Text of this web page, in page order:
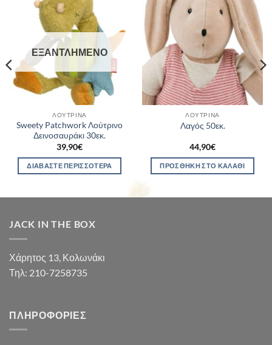
ΕΞΑΝΤΛΗΜΈΝΟ
ΛΟΎΤΡΙΝΑ
Sweety Patchwork Λούτρινο
Δεινοσαυράκι 30εκ.
39,90€
ΔΙΑΒΆΣΤΕ ΠΕΡΙΣΣΌΤΕΡΑ
ΛΟΎΤΡΙΝΑ
Λαγός 50εκ.
44,90€
ΠΡΟΣΘΉΚΗ ΣΤΟ ΚΑΛΆΘΙ
JACK IN THE BOX
Χάρητος 13, Κολωνάκι
Τηλ: 210-7258735
ΠΛΗΡΟΦΟΡΊΕΣ